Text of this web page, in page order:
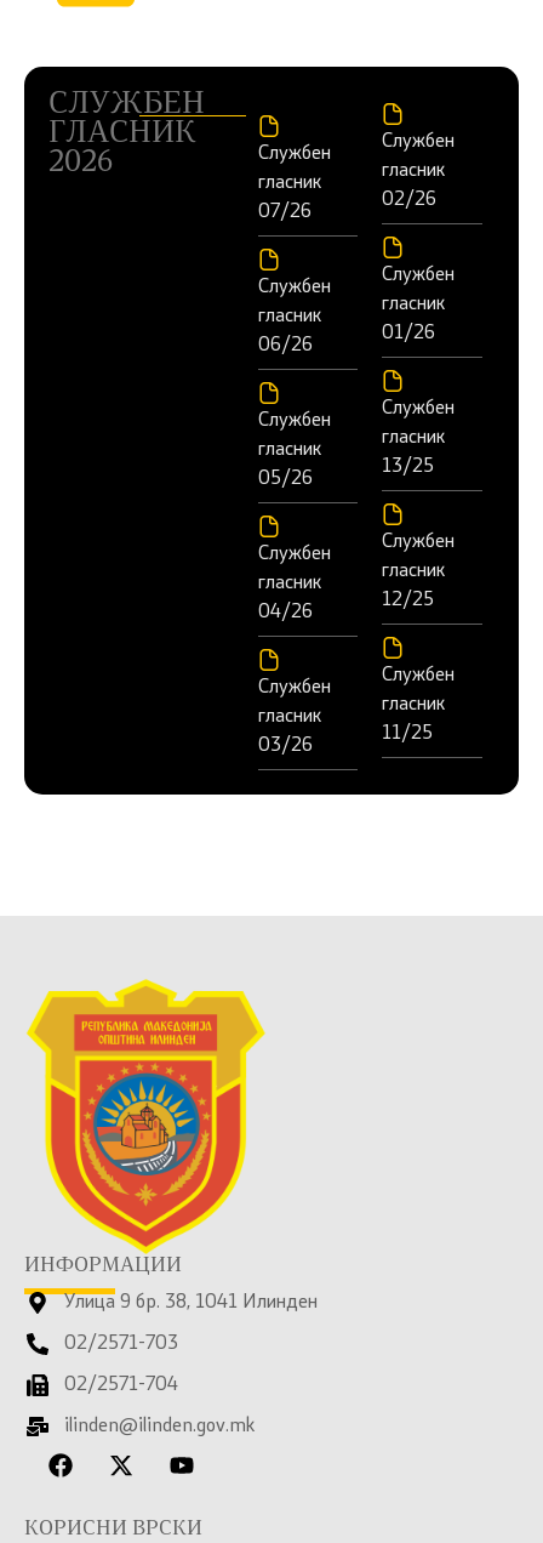
СЛУЖБЕН
ГЛАСНИК
2026
Службен
гласник
07/26
Службен
гласник
06/26
Службен
гласник
05/26
Службен
гласник
04/26
Службен
гласник
03/26
Службен
гласник
02/26
Службен
гласник
01/26
Службен
гласник
13/25
Службен
гласник
12/25
Службен
гласник
11/25
ИНФОРМАЦИИ
Улица 9 бр. 38, 1041 Илинден
02/2571-703
02/2571-704
ilinden@ilinden.gov.mk
КОРИСНИ ВРСКИ